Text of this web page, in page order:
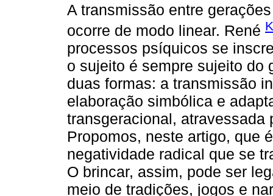
A transmissão entre
ocorre de modo linear. René
processos psíquicos se
o sujeito é sempre sujeito do
duas formas: a transmissão
elaboração simbólica e
transgeracional,
Propomos, neste artigo, que
negatividade radical que se
O brincar, assim, pode ser
meio de tradições, jogos e